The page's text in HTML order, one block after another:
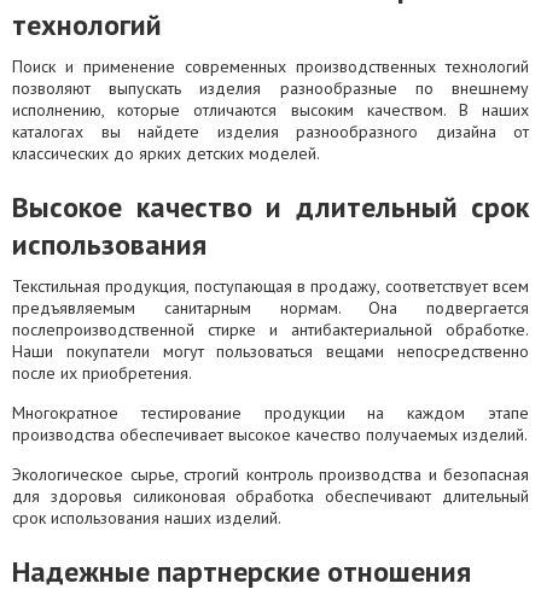
технологий
Поиск и применение современных производственных технологий
позволяют выпускать изделия разнообразные по внешнему
исполнению, которые отличаются высоким качеством. В наших
каталогах вы найдете изделия разнообразного дизайна от
классических до ярких детских моделей.
Высокое качество и длительный срок
использования
Текстильная продукция, поступающая в продажу, соответствует всем
предъявляемым санитарным нормам. Она подвергается
послепроизводственной стирке и антибактериальной обработке.
Наши покупатели могут пользоваться вещами непосредственно
после их приобретения.
Многократное тестирование продукции на каждом этапе
производства обеспечивает высокое качество получаемых изделий.
Экологическое сырье, строгий контроль производства и безопасная
для здоровья силиконовая обработка обеспечивают длительный
срок использования наших изделий.
Надежные партнерские отношения